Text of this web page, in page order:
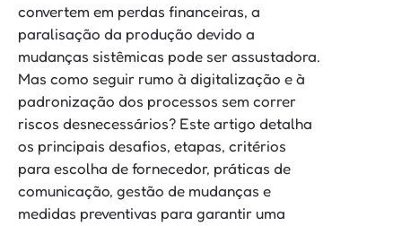
convertem em perdas financeiras, a
paralisação da produção devido a
mudanças sistêmicas pode ser assustadora.
Mas como seguir rumo à digitalização e à
padronização dos processos sem correr
riscos desnecessários? Este artigo detalha
os principais desafios, etapas, critérios
para escolha de fornecedor, práticas de
comunicação, gestão de mudanças e
medidas preventivas para garantir uma